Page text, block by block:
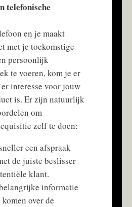
telefonische
en je maakt
met je toekomstige
persoonlijk
te voeren, kom je er
interesse voor jouw
is. Er zijn natuurlijk
om
zelf te doen:
een afspraak
de juiste beslisser
klant.
informatie
komen over de